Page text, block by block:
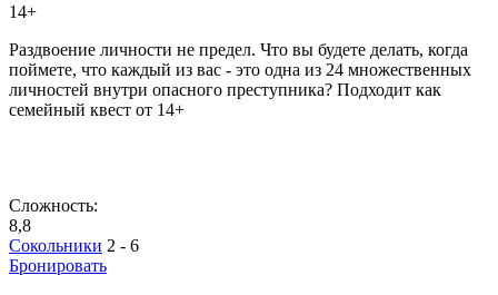
14+
Раздвоение личности не предел. Что вы будете делать, когда
поймете, что каждый из вас - это одна из 24 множественных
личностей внутри опасного преступника? Подходит как
семейный квест от 14+
Сложность:
8,8
Сокольники 2 - 6
Бронировать